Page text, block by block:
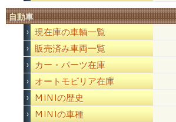
自動車
現在庫の車輌一覧
販売済み車両一覧
カー・パーツ在庫
オートモビリア在庫
MINIの歴史
MINIの車種